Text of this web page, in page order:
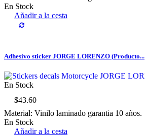
En Stock
Añadir a la cesta
Adhesivo sticker JORGE LORENZO (Producto...
En Stock
$43.60
Material: Vinilo laminado garantia 10 años.
En Stock
Añadir a la cesta